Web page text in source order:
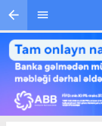
Skip to main content